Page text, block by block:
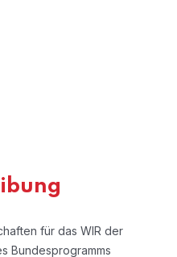
für das WIR der
Bundesprogramms